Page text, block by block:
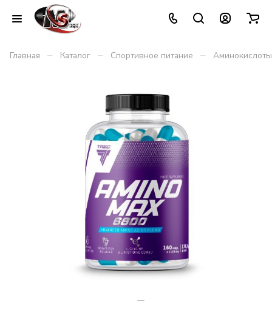
Главная – Каталог – Спортивное питание – Аминокислоты